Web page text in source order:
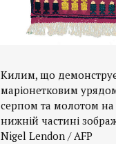
Килим, що демонструє
маріонетковим
серпом та молотом
нижній частині
Nigel Lendon / AFP